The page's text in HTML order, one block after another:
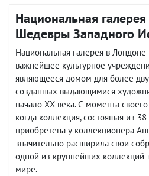
Национальная
Шедевры Западного
Национальная галерея в
важнейшее культурное
являющееся домом для более
созданных выдающимися
начало XX века. С момента
когда коллекция, состоящая из
приобретена у коллекционера
значительно расширила свои
одной из крупнейших коллекций
мире.